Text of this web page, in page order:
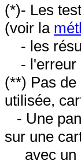
(*)- Les
(voir la
- les
- l'erreur
(**) Pas
utilisée,
- Une
sur une
avec un